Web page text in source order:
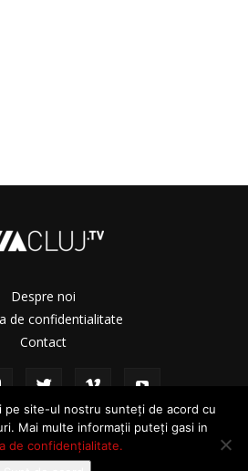
Despre noi
de confidentialitate
Contact
pe site-ul nostru sunteți de acord cu
Mai multe informații puteți gasi in
de confidențialitate.